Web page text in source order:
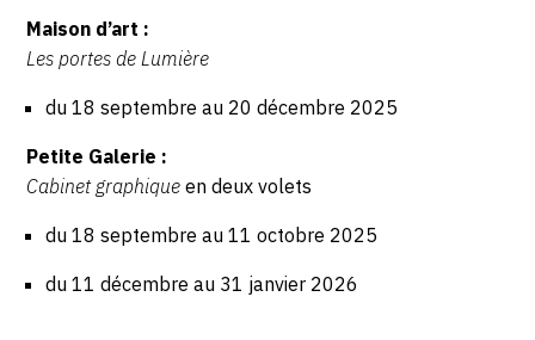
Maison d’art :
Les portes de Lumière
du 18 septembre au 20 décembre 2025
Petite Galerie :
Cabinet graphiqueen deux volets
du 18 septembre au 11 octobre 2025
du 11 décembre au 31 janvier 2026